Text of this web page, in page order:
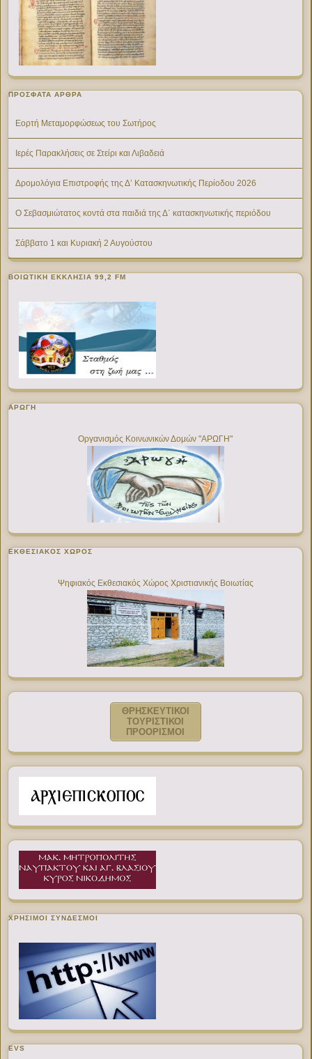
ΠΡΌΣΦΑΤΑ ΆΡΘΡΑ
Εορτή Μεταμορφώσεως του Σωτήρος
Ιερές Παρακλήσεις σε Στείρι και Λιβαδειά
Δρομολόγια Επιστροφής της Δ’ Κατασκηνωτικής Περίοδου 2026
Ο Σεβασμιώτατος κοντά στα παιδιά της Δ΄ κατασκηνωτικής περιόδου
Σάββατο 1 και Κυριακή 2 Αυγούστου
ΒΟΙΩΤΙΚΉ ΕΚΚΛΗΣΊΑ 99,2 FM
ΑΡΩΓΗ
Οργανισμός Κοινωνικών Δομών "ΑΡΩΓΗ"
ΕΚΘΕΣΙΑΚΌΣ ΧΏΡΟΣ
Ψηφιακός Εκθεσιακός Χώρος Χριστιανικής Βοιωτίας
ΘΡΗΣΚΕΥΤΙΚΟΙ
ΤΟΥΡΙΣΤΙΚΟΙ
ΠΡΟΟΡΙΣΜΟΙ
ΧΡΉΣΙΜΟΙ ΣΎΝΔΕΣΜΟΙ
EVS